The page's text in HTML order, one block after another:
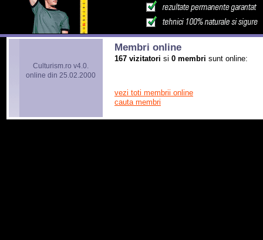
Culturism.ro v4.0.
online din 25.02.2000
Membri online
167 vizitatori si 0 membri sunt online:
vezi toti membrii online
cauta membri